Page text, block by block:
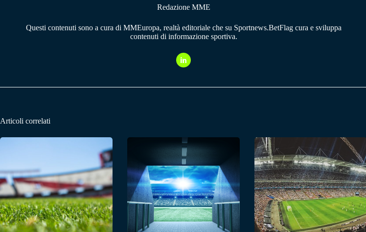
Redazione MME
Questi contenuti sono a cura di MMEuropa, realtà editoriale che su Sportnews.BetFlag cura e sviluppa
contenuti di informazione sportiva.
Articoli correlati